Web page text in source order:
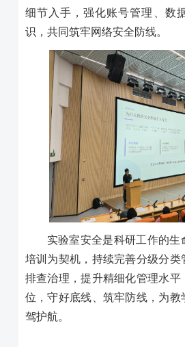
细节入手，强化账号管理、数
识，共同筑牢网络安全防线。
实验室安全是科研工作的生
培训为契机，持续完善分级分类
排查治理，提升精细化管理水平
位，守好底线、筑牢防线，为教
驾护航。